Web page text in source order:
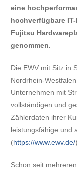
eine
hochverfügbare
Fujitsu
genommen.
Die EWV mit Sitz in
Nordrhein-
Unternehmen mit
vollständigen und
Zählerdaten ihrer
leistungsfähige und
(https://www.ewv.de/).
Schon seit